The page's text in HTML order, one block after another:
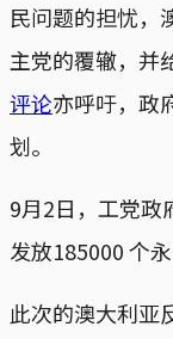
民问题的担忧，
主党的覆辙，并
评论亦呼吁，政
划。
9月2日，工党政
发放185000 个
此次的澳大利亚